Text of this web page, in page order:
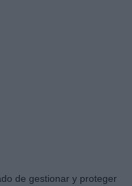
de gestionar y proteger